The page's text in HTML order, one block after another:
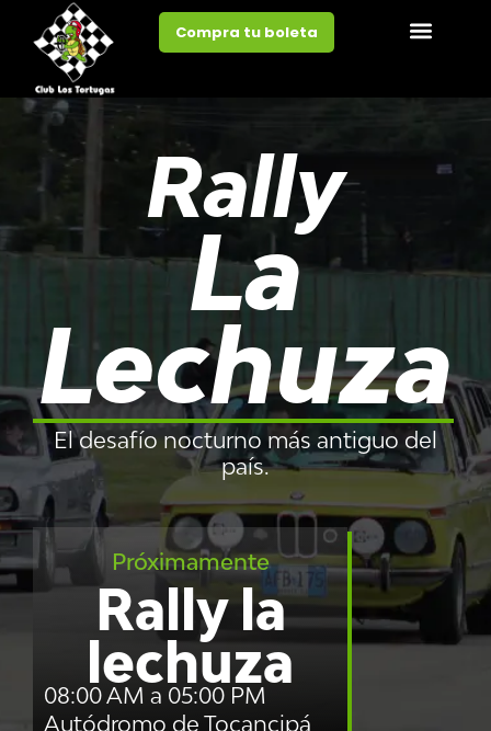
Compra tu boleta
Rally
La
Lechuza
El desafío nocturno más antiguo del
país.
Próximamente
Rally la
lechuza
08:00 AM a 05:00 PM
Autódromo de Tocancipá